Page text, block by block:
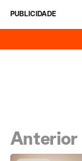
PUBLICIDADE
Anterior